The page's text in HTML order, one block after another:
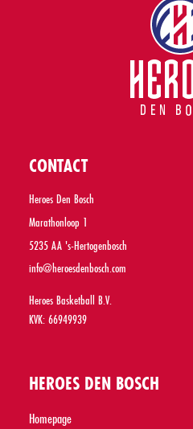
CONTACT
Heroes Den Bosch
Marathonloop 1
5235 AA 's-Hertogenbosch
info@heroesdenbosch.com
Heroes Basketball B.V.
KVK: 66949939
HEROES DEN BOSCH
Homepage